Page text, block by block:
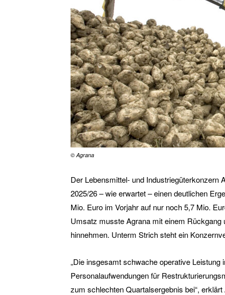
© Agrana
Der Lebensmittel- und
2025/26 – wie erwartet – einen deutlichen
Mio. Euro im Vorjahr auf nur noch 5,7 Mio.
Umsatz musste Agrana mit einem
hinnehmen. Unterm Strich steht ein
„Die insgesamt schwache operative
Personalaufwendungen für
zum schlechten Quartalsergebnis bei“,